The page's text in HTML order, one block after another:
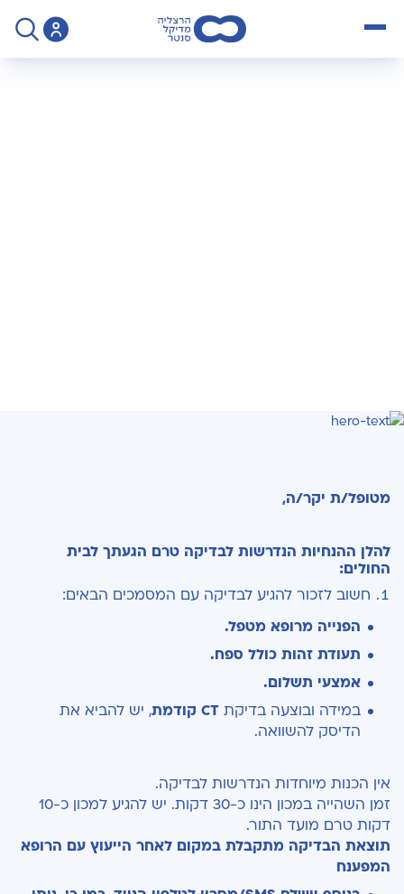
מטופל/ת יקר/ה,
להלן ההנחיות הנדרשות לבדיקה טרם הגעתך לבית
החולים:
חשוב לזכור להגיע לבדיקה עם המסמכים הבאים:
הפנייה מרופא מטפל.
תעודת זהות כולל ספח.
אמצעי תשלום.
במידה ובוצעה בדיקתCT קודמת, יש להביא את
הדיסק להשוואה.
אין הכנות מיוחדות הנדרשות לבדיקה.
זמן השהייה במכון הינו כ-30 דקות. יש להגיע למכון כ-10
דקות טרם מועד התור.
תוצאת הבדיקה מתקבלת במקום לאחר הייעוץ עם הרופא
המפענח